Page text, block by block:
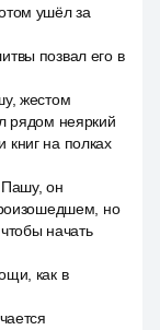
ушёл за
позвал его в
жестом
рядом неяркий
книг на полках
Пашу, он
но
начать
как в